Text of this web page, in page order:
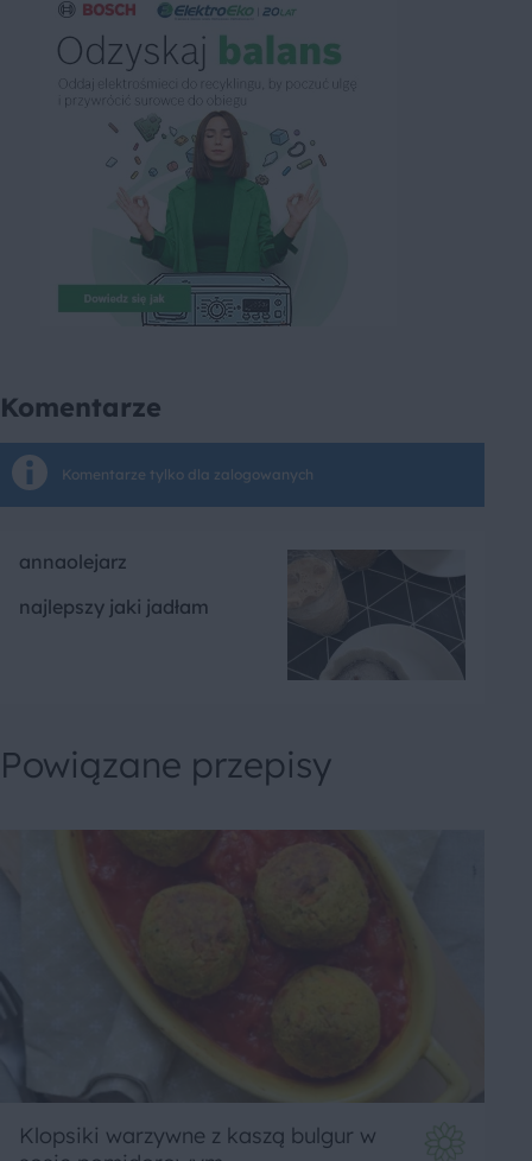
Komentarze
Komentarze tylko dla zalogowanych
annaolejarz
najlepszy jaki jadłam
Powiązane przepisy
Klopsiki warzywne z kaszą bulgur w